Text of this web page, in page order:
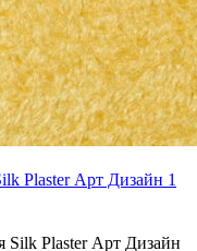
Plaster Арт Дизайн 1